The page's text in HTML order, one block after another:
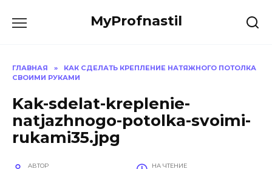
MyProfnastil
ГЛАВНАЯ »
КАК СДЕЛАТЬ КРЕПЛЕНИЕ НАТЯЖНОГО ПОТОЛКА
СВОИМИ РУКАМИ
Kak-sdelat-kreplenie-
natjazhnogo-potolka-svoimi-
rukami35.jpg
АВТОР НА ЧТЕНИЕ